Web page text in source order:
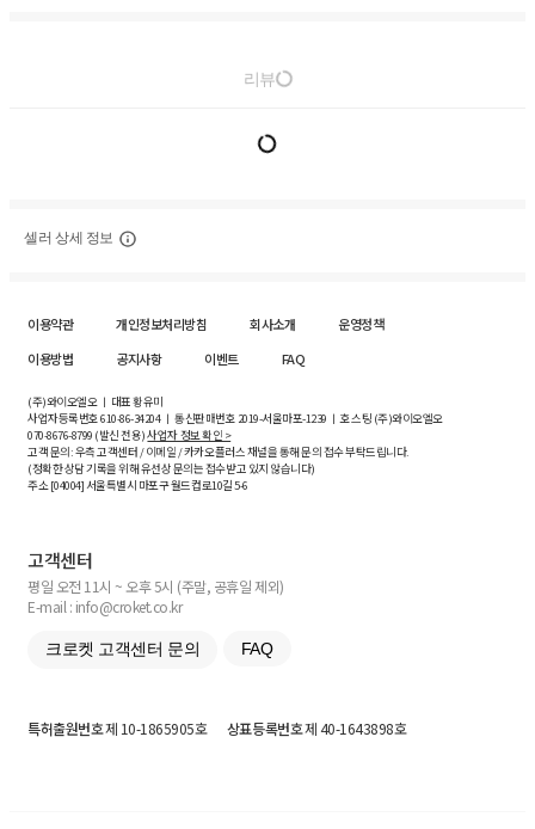
리뷰
셀러 상세 정보
이용약관 개인정보처리방침 회사소개
운영정책
이용방법
공지사항 이벤트 FAQ
(주)와이오엘오 ㅣ 대표 황유미
사업자등록번호610-86-34204ㅣ 통신판매번호 2019-서울마포-1239 ㅣ 호스팅 (주)와이오엘오
070-8676-8799 (발신 전용)사업자 정보 확인 >
고객 문의: 우측 고객센터 / 이메일 / 카카오플러스 채널을 통해 문의 접수 부탁드립니다.
(정확한 상담 기록을 위해 유선상 문의는 접수받고 있지 않습니다)
주소 [04004] 서울특별시 마포구 월드컵로10길5-6
고객센터
평일 오전 11시 ~ 오후 5시 (주말, 공휴일 제외)
E-mail : info@croket.co.kr
크로켓 고객센터 문의 FAQ
특허출원번호제 10-1865905호 상표등록번호제 40-1643898호